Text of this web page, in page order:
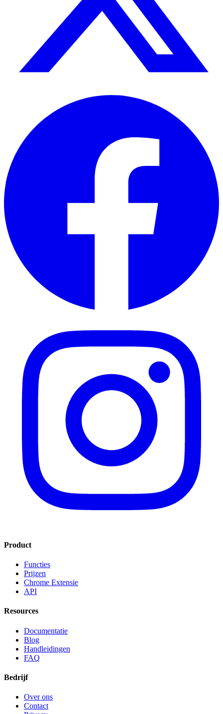
Product
Functies
Prijzen
Chrome Extensie
API
Resources
Documentatie
Blog
Handleidingen
FAQ
Bedrijf
Over ons
Contact